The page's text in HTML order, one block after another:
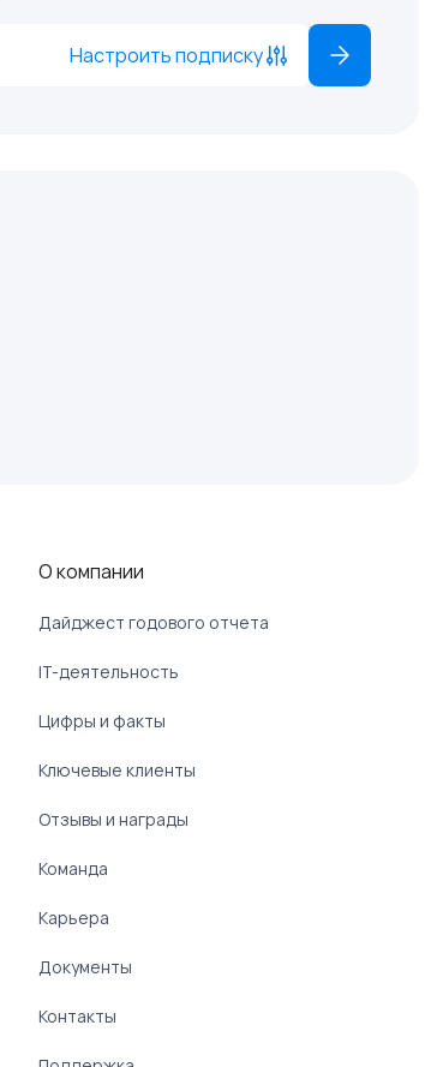
Настроить подписку
О компании
Дайджест годового отчета
IT-деятельность
Цифры и факты
Ключевые клиенты
Отзывы и награды
Команда
Карьера
Документы
Контакты